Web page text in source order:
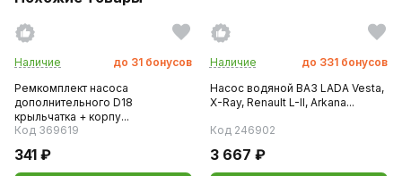
Наличие до 31 бонусов
Ремкомплект насоса
дополнительного D18
крыльчатка + корпу...
Код 369619
341 ₽
Наличие до 331 бонусов
Насос водяной ВАЗ LADA Vesta,
X-Ray, Renault L-II, Arkana...
Код 246902
3 667 ₽